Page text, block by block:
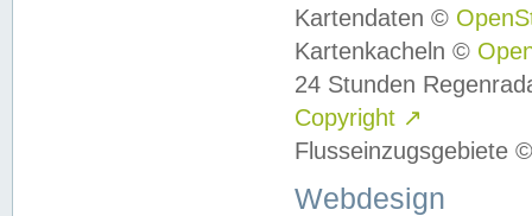
Kartendaten ©
Kartenkacheln ©
24 Stunden
Copyright ↗
Flusseinzugsgebiete
Webdesign